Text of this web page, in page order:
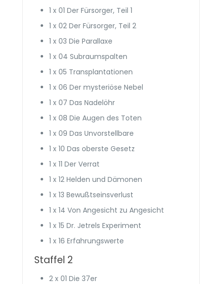
1 x 01 Der Fürsorger, Teil 1
1 x 02 Der Fürsorger, Teil 2
1 x 03 Die Parallaxe
1 x 04 Subraumspalten
1 x 05 Trans­plantationen
1 x 06 Der mysteriöse Nebel
1 x 07 Das Nadelöhr
1 x 08 Die Augen des Toten
1 x 09 Das Unv­orstell­bare
1 x 10 Das oberste Gesetz
1 x 11 Der Verrat
1 x 12 Helden und Dämonen
1 x 13 Bewußtseins­verlust
1 x 14 Von Angesicht zu Angesicht
1 x 15 Dr. Jetrels Experiment
1 x 16 Erfahrungs­werte
Staffel 2
2 x 01 Die 37er